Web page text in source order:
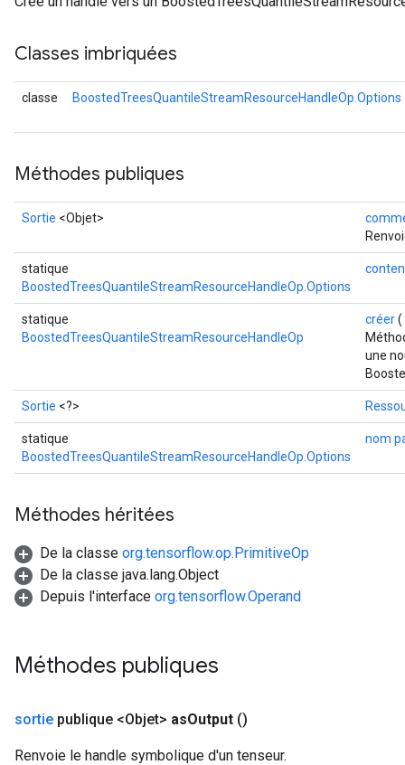
Classes imbriquées
classe BoostedTreesQuantileStreamResourceHandleOp.Options
Méthodes publiques
Sortie <Objet>
statique
BoostedTreesQuantileStreamResourceHandleOp.Options
statique
BoostedTreesQuantileStreamResourceHandleOp
créer(
une
Sortie <?>
statique
BoostedTreesQuantileStreamResourceHandleOp.Options
nom
Méthodes héritées
De la classe org.tensorflow.op.PrimitiveOp
De la classe java.lang.Object
Depuis l'interface org.tensorflow.Operand
Méthodes publiques
sortie publique <Objet> asOutput ()
Renvoie le handle symbolique d'un tenseur.